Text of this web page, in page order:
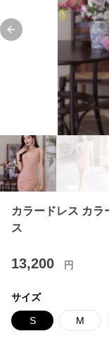
Previous slide
カラードレス カラ
ス
13,200 円
サイズ
S M